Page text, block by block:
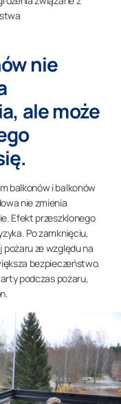
nie
ale może
balkonów i balkonów
nie zmienia
Efekt przeszklonego
Po zamknięciu,
ze względu na
bezpieczeństwo.
podczas pożaru,